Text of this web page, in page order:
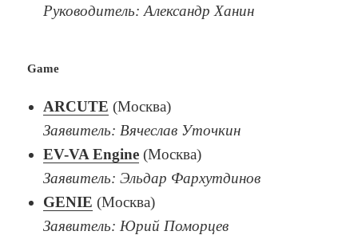
Руководитель: Александр Ханин
Game
ARCUTE (Москва)
Заявитель: Вячеслав Уточкин
EV-VA Engine (Москва)
Заявитель: Эльдар Фархутдинов
GENIE (Москва)
Заявитель: Юрий Поморцев